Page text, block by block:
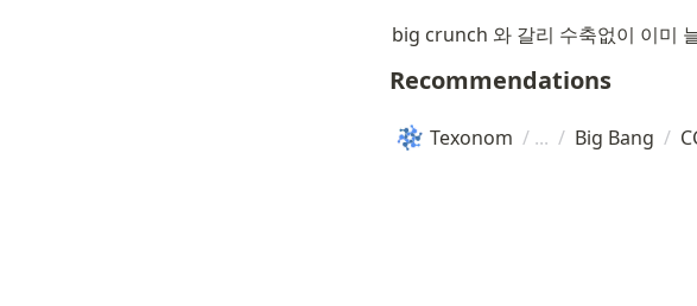
big crunch 와 갈리 수축없이 이미
Recommendations
Texonom / / Big Bang /